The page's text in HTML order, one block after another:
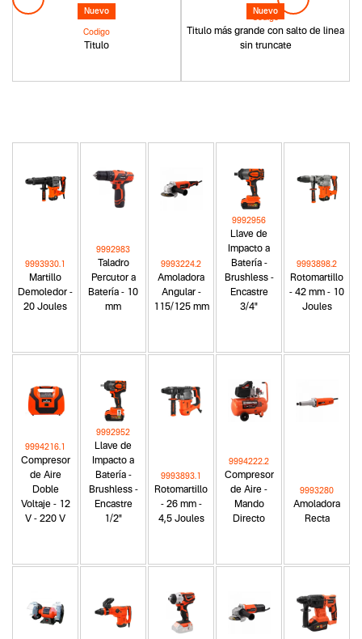
Nuevo
Titulo
Codigo
Nuevo
Titulo más grande con salto de linea
sin truncate
Martillo
Demoledor -
20 Joules
9993930.1
Taladro
Percutor a
Batería - 10
mm
9992983
Amoladora
Angular -
115/125 mm
9993224.2
Llave de
Impacto a
Batería -
Brushless -
Encastre
3/4"
9992956
Rotomartillo
- 42 mm - 10
Joules
9993898.2
Compresor
de Aire
Doble
Voltaje - 12
V - 220 V
9994216.1
Llave de
Impacto a
Batería -
Brushless -
Encastre
1/2"
9992952
Rotomartillo
- 26 mm -
4,5 Joules
9993893.1
Compresor
de Aire -
Mando
Directo
9994222.2
Amoladora
Recta
9993280